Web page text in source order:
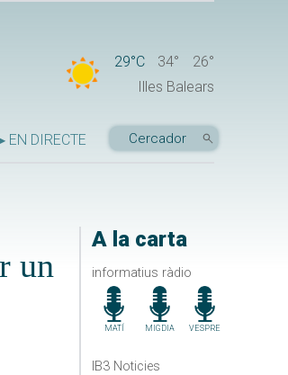
29°C 34°
26°
Illes Balears
EN DIRECTE
A la carta
informatius ràdio
MATÍ MIGDIA VESPRE
IB3 Noticies
un